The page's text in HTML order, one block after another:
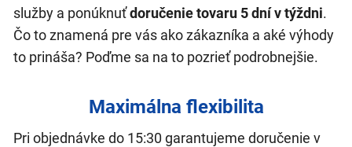
služby a ponúknuťdoručenie tovaru 5 dní v týždni.
Čo to znamená pre vás ako zákazníka a aké výhody
to prináša? Poďme sa na to pozrieť podrobnejšie.
Maximálna flexibilita
Pri objednávke do 15:30 garantujeme doručenie v